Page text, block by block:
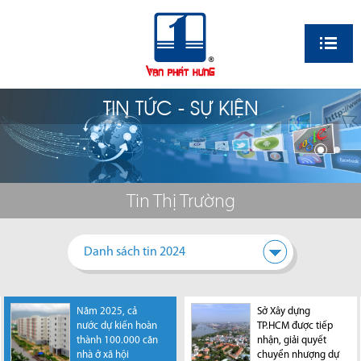
TIN TỨC - SỰ KIỆN
Tin Thị Trường
Danh sách tin 2024
TP.HCM khi sáp
nhập Bình Dương,
Bà Rịa - Vũng Tàu
có thể trở thành
TP.HCM huy động
100.000 tỷ đồng
để triển khai 10 dự
án trong năm nay
Năm 2025, cả
nước dự kiến hoàn
thành 100.000 căn
nhà ở xã hội
Sở Xây dựng
TP.HCM được tiếp
nhận, giải quyết
chuyển nhượng dự